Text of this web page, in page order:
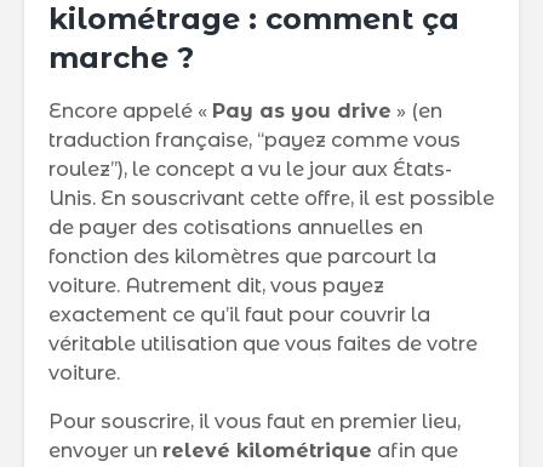
kilométrage : comment ça
marche ?
Encore appelé « Pay as you drive » (en
traduction française, ‘‘payez comme vous
roulez’’), le concept a vu le jour aux États-
Unis. En souscrivant cette offre, il est possible
de payer des cotisations annuelles en
fonction des kilomètres que parcourt la
voiture. Autrement dit, vous payez
exactement ce qu’il faut pour couvrir la
véritable utilisation que vous faites de votre
voiture.
Pour souscrire, il vous faut en premier lieu,
envoyer un relevé kilométrique afin que